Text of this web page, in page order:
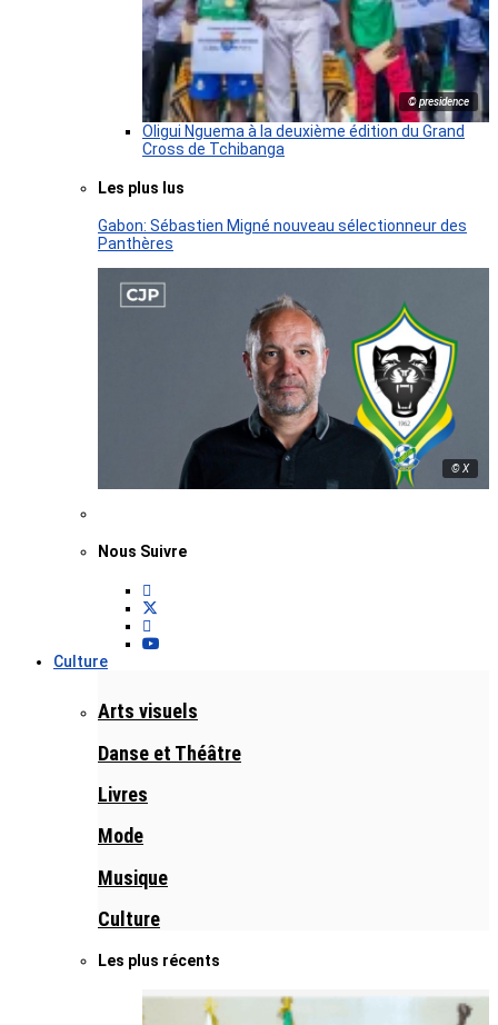
© presidence
Oligui Nguema à la deuxième édition du Grand
Cross de Tchibanga
Les plus lus
Gabon: Sébastien Migné nouveau sélectionneur des
Panthères
© X
Nous Suivre
Culture
Arts visuels
Danse et Théâtre
Livres
Mode
Musique
Culture
Les plus récents